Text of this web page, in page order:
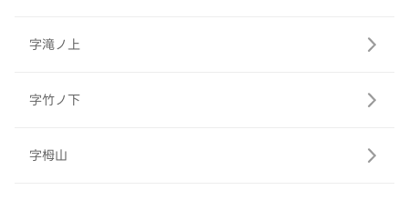
字滝ノ上
字竹ノ下
字栂山